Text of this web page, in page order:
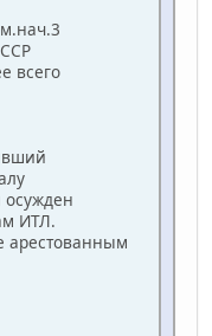
всего
осужден
ИТЛ.
арестованным